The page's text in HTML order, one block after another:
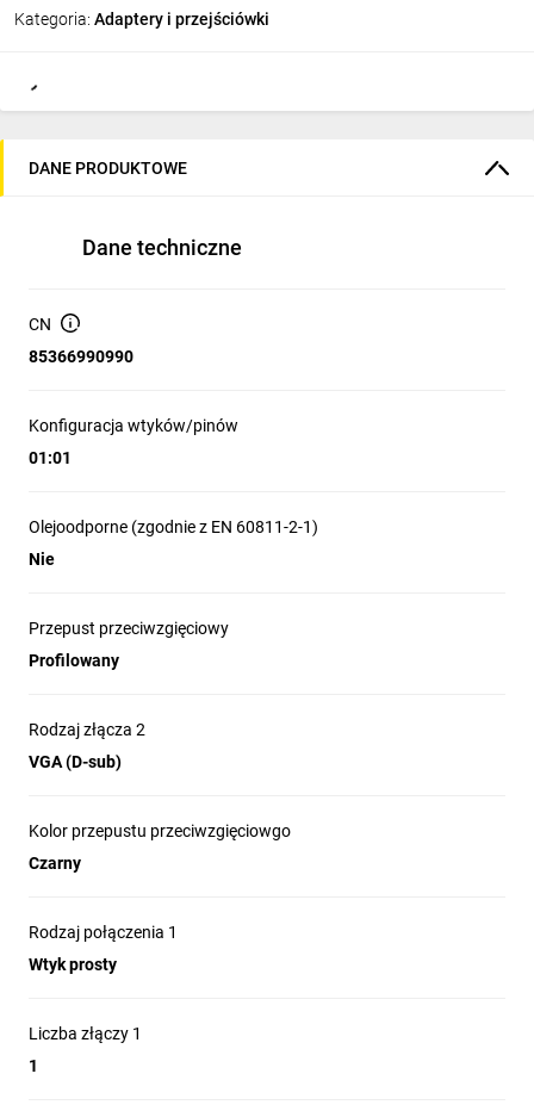
Kategoria: Adaptery i przejściówki
DANE PRODUKTOWE
Dane techniczne
CN
85366990990
Konfiguracja wtyków/pinów
01:01
Olejoodporne (zgodnie z EN 60811-2-1)
Nie
Przepust przeciwzgięciowy
Profilowany
Rodzaj złącza 2
VGA (D-sub)
Kolor przepustu przeciwzgięciowgo
Czarny
Rodzaj połączenia 1
Wtyk prosty
Liczba złączy 1
1